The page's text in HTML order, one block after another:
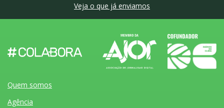
Veja o que já enviamos
Quem somos
Agência